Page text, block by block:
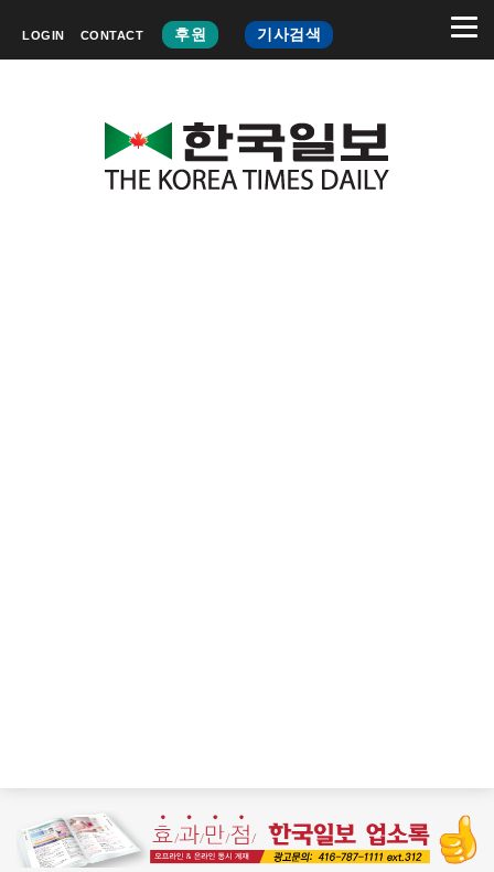
LOGIN CONTACT 후원 기사검색